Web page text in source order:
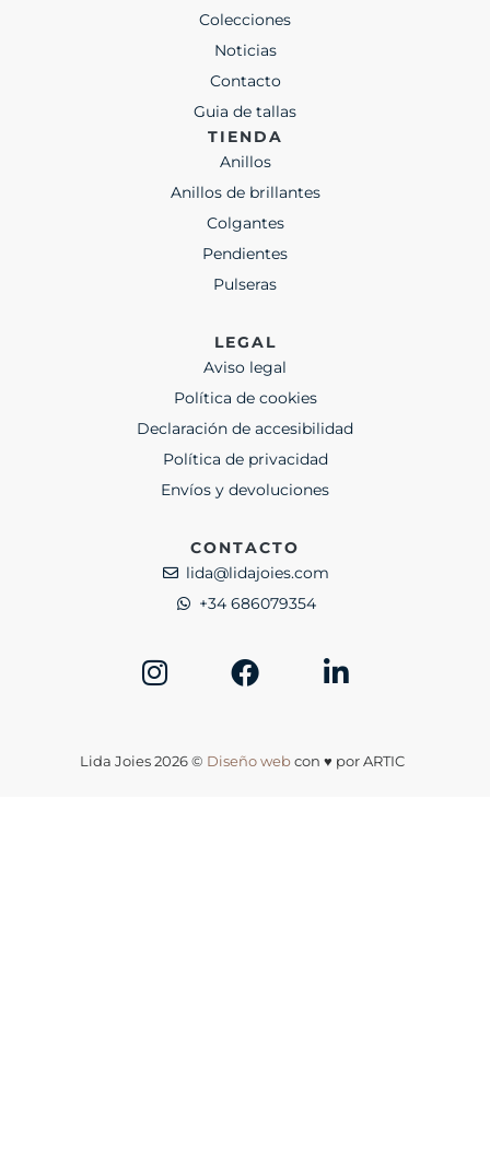
Colecciones
Noticias
Contacto
Guia de tallas
TIENDA
Anillos
Anillos de brillantes
Colgantes
Pendientes
Pulseras
LEGAL
Aviso legal
Política de cookies
Declaración de accesibilidad
Política de privacidad
Envíos y devoluciones
CONTACTO
lida@lidajoies.com
+34 686079354
Lida Joies 2026 © Diseño webcon ♥️ por ARTIC